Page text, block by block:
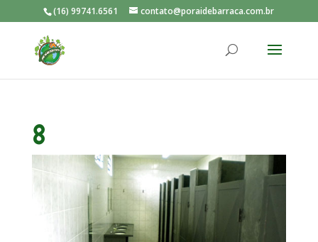
(16) 99741.6561 contato@poraidebarraca.com.br
8